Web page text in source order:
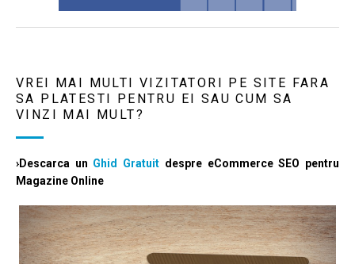
VREI MAI MULTI VIZITATORI PE SITE FARA
SA PLATESTI PENTRU EI SAU CUM SA
VINZI MAI MULT?
›Descarca un Ghid Gratuit despre eCommerce SEO pentru
Magazine Online